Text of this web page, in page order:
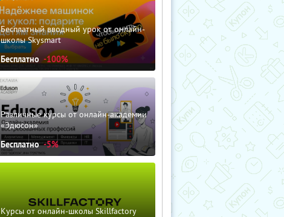
Бесплатный вводный урок от онлайн-
школы Skysmart
Бесплатно -100%
Различные курсы от онлайн-академии
«Эдюсон»
Бесплатно -5%
Курсы от онлайн-школы Skillfactory